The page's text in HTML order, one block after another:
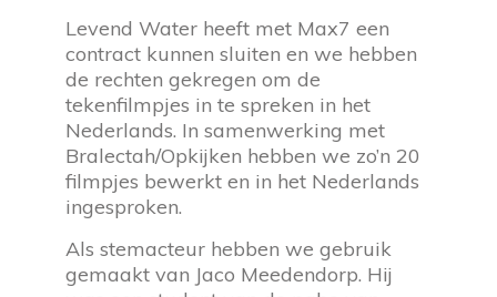
Levend Water heeft met Max7 een
contract kunnen sluiten en we hebben
de rechten gekregen om de
tekenfilmpjes in te spreken in het
Nederlands. In samenwerking met
Bralectah/Opkijken hebben we zo’n 20
filmpjes bewerkt en in het Nederlands
ingesproken.
Als stemacteur hebben we gebruik
gemaakt van Jaco Meedendorp. Hij